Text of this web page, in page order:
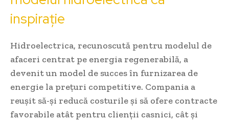
inspirație
Hidroelectrica, recunoscută pentru modelul de
afaceri centrat pe energia regenerabilă, a
devenit un model de succes în furnizarea de
energie la prețuri competitive. Compania a
reușit să-și reducă costurile și să ofere contracte
favorabile atât pentru clienții casnici, cât și